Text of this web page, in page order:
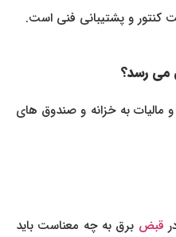
و پشتیبانی فنی است.
رسد؟
به خزانه و صندوق های
برق به چه معناست باید